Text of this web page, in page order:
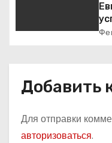
к
Добавить
Для отправки
авторизоваться.